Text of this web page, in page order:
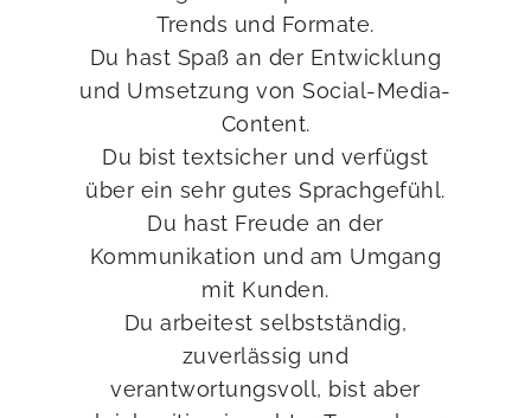
Trends und Formate.
Du hast Spaß an der Entwicklung
und Umsetzung von Social-Media-
Content.
Du bist textsicher und verfügst
über ein sehr gutes Sprachgefühl.
Du hast Freude an der
Kommunikation und am Umgang
mit Kunden.
Du arbeitest selbstständig,
zuverlässig und
verantwortungsvoll, bist aber